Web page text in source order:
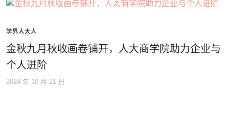
学界人大人
金秋九月秋收画卷铺开，人大商学院助力企业与
个人进阶
2024 年 10 月 21 日